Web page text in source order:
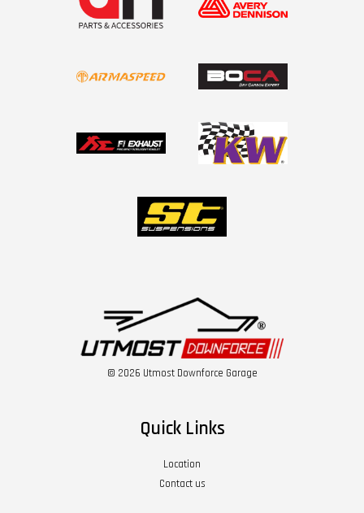
© 2026 Utmost Downforce Garage
Quick Links
Location
Contact us